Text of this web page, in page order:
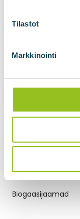
Tilastot
Markkinointi
vastavalt
BIOGAASIJAAMAD
Biogaasijaamad